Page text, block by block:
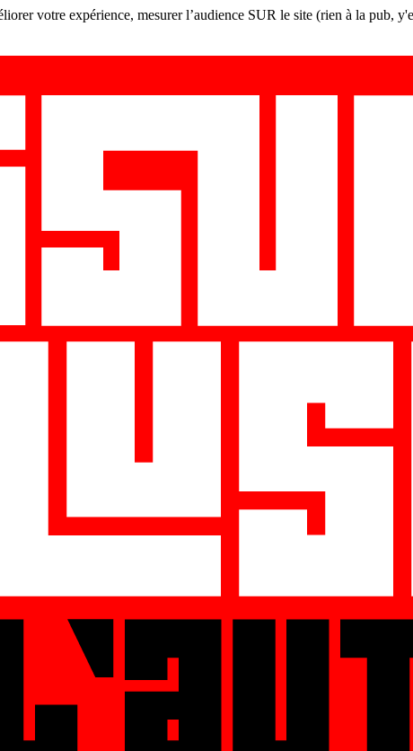
votre expérience, mesurer l’audience SUR le site (rien à la pub,